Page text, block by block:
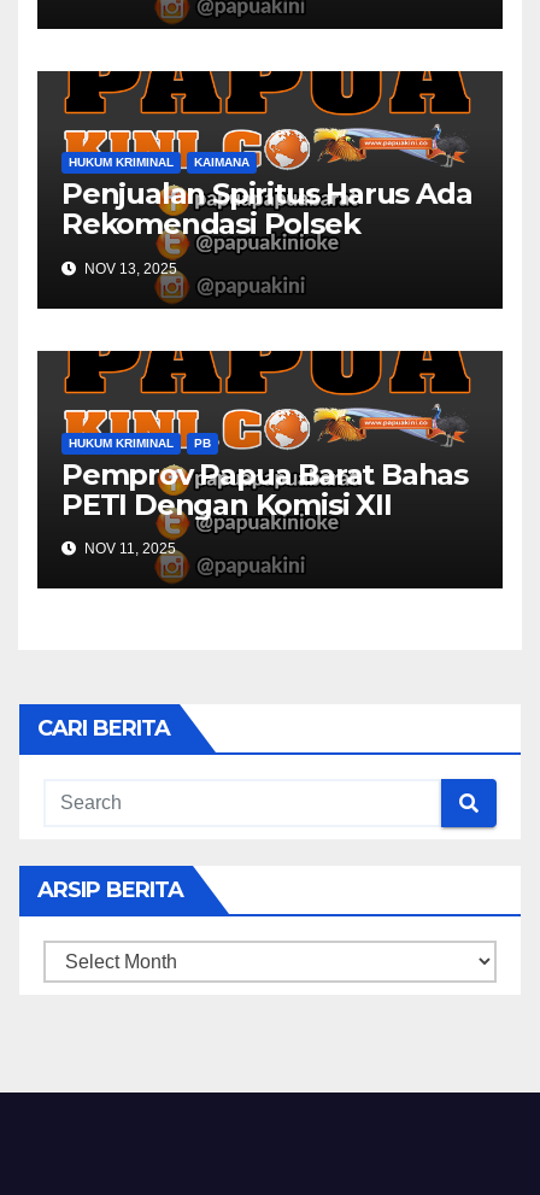
HUKUM KRIMINAL KAIMANA
Penjualan Spiritus Harus Ada
Rekomendasi Polsek
Kaimana
NOV 13, 2025
HUKUM KRIMINAL PB
Pemprov Papua Barat Bahas
PETI Dengan Komisi XII
NOV 11, 2025
CARI BERITA
ARSIP BERITA
ARSIP